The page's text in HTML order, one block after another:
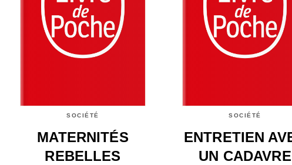
SOCIÉTÉ
MATERNITÉS
REBELLES
SOCIÉTÉ
ENTRETIEN
UN CADAVRE